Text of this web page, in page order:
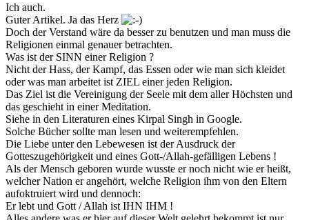
Ich auch.
Guter Artikel. Ja das Herz
Doch der Verstand wäre da besser zu benutzen und man muss die
Religionen einmal genauer betrachten.
Was ist der SINN einer Religion ?
Nicht der Hass, der Kampf, das Essen oder wie man sich kleidet
oder was man arbeitet ist ZIEL einer jeden Religion.
Das Ziel ist die Vereinigung der Seele mit dem aller Höchsten und
das geschieht in einer Meditation.
Siehe in den Literaturen eines Kirpal Singh in Google.
Solche Bücher sollte man lesen und weiterempfehlen.
Die Liebe unter den Lebewesen ist der Ausdruck der
Gotteszugehörigkeit und eines Gott-/Allah-gefälligen Lebens !
Als der Mensch geboren wurde wusste er noch nicht wie er heißt,
welcher Nation er angehört, welche Religion ihm von den Eltern
aufoktruiert wird und dennoch:
Er lebt und Gott / Allah ist IHN IHM !